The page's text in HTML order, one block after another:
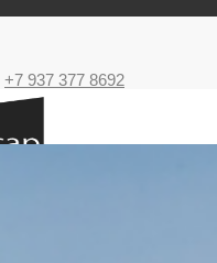
+7 937 377 8692